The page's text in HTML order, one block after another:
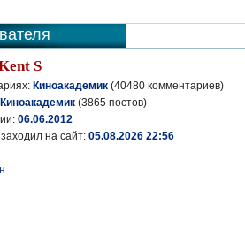
S
Киноакадемик (40480 комментариев)
Киноакадемик (3865 постов)
06.06.2012
на сайт: 05.08.2026 22:56